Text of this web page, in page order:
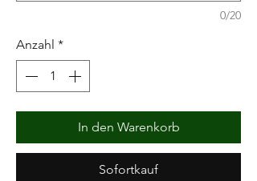
0/20
Anzahl *
In den Warenkorb
Sofortkauf